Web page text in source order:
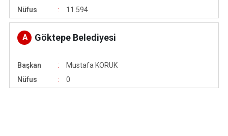
Nüfus
11.594
A Göktepe Belediyesi
Başkan
Mustafa KORUK
Nüfus
0